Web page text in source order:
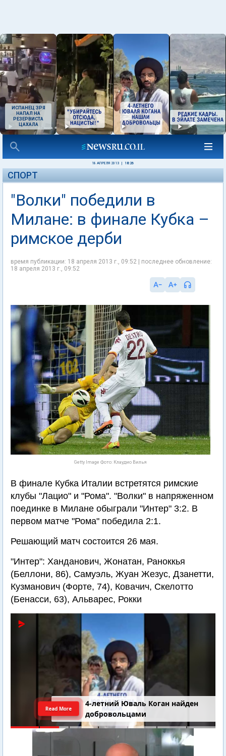
ИСПАНЕЦ ЗРЯ
НАПАЛ НА
РЕЗЕРВИСТА
ЦАХАЛА
18 АПРЕЛЯ 2013 18:26
СПОРТ
"Волки" победили в
Милане: в финале Кубка –
римское дерби
время публикации: 18 апреля 2013 г., 09:52 | последнее обновление:
18 апреля 2013 г., 09:52
Getty Image Фото: Клаудио Вилья
В финале Кубка Италии встретятся римские
клубы "Лацио" и "Рома". "Волки" в напряженном
поединке в Милане обыграли "Интер" 3:2. В
первом матче "Рома" победила 2:1.
Решающий матч состоится 26 мая.
"Интер": Ханданович, Жонатан, Раноккья
(Беллони, 86), Самуэль, Жуан Жезус, Дзанетти,
Кузманович (Форте, 74), Ковачич, Скелотто
(Бенасси, 63), Альварес, Рокки
4-летний Юваль Коган найден
добровольцами
Read More